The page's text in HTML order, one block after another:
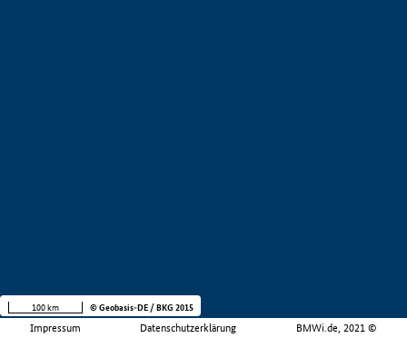
Impressum Datenschutzerklärung BMWi.de, 2021 ©
100 km © Geobasis-DE / BKG 2015